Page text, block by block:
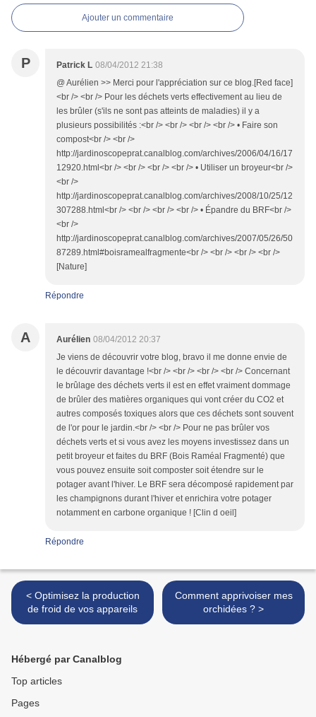
Ajouter un commentaire
P Patrick L 08/04/2012 21:38
@ Aurélien >> Merci pour l'appréciation sur ce blog.[Red face]
<br /> <br /> Pour les déchets verts effectivement au lieu de
les brûler (s'ils ne sont pas atteints de maladies) il y a
plusieurs possibilités :<br /> <br /> <br /> <br /> • Faire son
compost<br /> <br />
http://jardinoscopeprat.canalblog.com/archives/2006/04/16/17
12920.html<br /> <br /> <br /> <br /> • Utiliser un broyeur<br />
<br />
http://jardinoscopeprat.canalblog.com/archives/2008/10/25/12
307288.html<br /> <br /> <br /> <br /> • Épandre du BRF<br />
<br />
http://jardinoscopeprat.canalblog.com/archives/2007/05/26/50
87289.html#boisramealfragmente<br /> <br /> <br /> <br />
[Nature]
Répondre
A Aurélien 08/04/2012 20:37
Je viens de découvrir votre blog, bravo il me donne envie de
le découvrir davantage !<br /> <br /> <br /> <br /> Concernant
le brûlage des déchets verts il est en effet vraiment dommage
de brûler des matières organiques qui vont créer du CO2 et
autres composés toxiques alors que ces déchets sont souvent
de l'or pour le jardin.<br /> <br /> Pour ne pas brûler vos
déchets verts et si vous avez les moyens investissez dans un
petit broyeur et faites du BRF (Bois Raméal Fragmenté) que
vous pouvez ensuite soit composter soit étendre sur le
potager avant l'hiver. Le BRF sera décomposé rapidement par
les champignons durant l'hiver et enrichira votre potager
notamment en carbone organique ! [Clin d oeil]
Répondre
< Optimisez la production
de froid de vos appareils
Comment apprivoiser mes
orchidées ? >
Hébergé par Canalblog
Top articles
Pages